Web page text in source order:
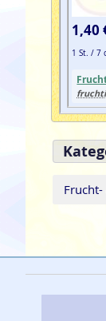
1,40
1 St. / 7